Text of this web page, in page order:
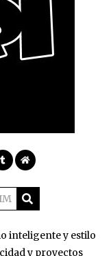
inteligente y estilo
y proyectos